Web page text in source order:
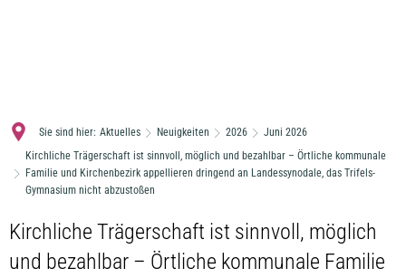
Sie sind hier: Aktuelles Neuigkeiten 2026
Juni 2026
Kirchliche Trägerschaft ist sinnvoll, möglich und bezahlbar – Örtliche kommunale
Familie und Kirchenbezirk appellieren dringend an Landessynodale, das Trifels-
Gymnasium nicht abzustoßen
Kirchliche Trägerschaft ist sinnvoll, möglich
und bezahlbar – Örtliche kommunale Familie